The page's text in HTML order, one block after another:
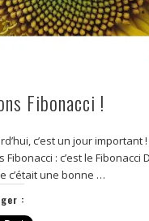
Fibonacci !
c’est un jour important
Fibonacci : c’est le Fibonacci
c’était une bonne …
: